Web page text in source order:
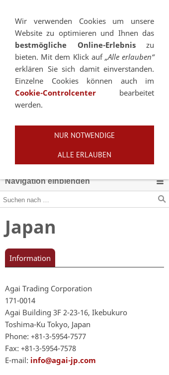
Website, die für mobile Geräte optimiert wurde.
Zur Desktop-Version
Hinweis nicht mehr anzeigen
Navigation einblenden
Japan
Information
Agai Trading Corporation
171-0014
Agai Building 3F 2-23-16, Ikebukuro
Toshima-Ku Tokyo, Japan
Phone: +81-3-5954-7577
Fax: +81-3-5954-7578
E-mail: info@agai-jp.com
Wir verwenden Cookies um unsere
Website zu optimieren und Ihnen das
bestmögliche Online-Erlebniszu
bieten. Mit dem Klick auf „Alle erlauben“
erklären Sie sich damit einverstanden.
Einzelne Cookies können auch im
Cookie-Controlcenter bearbeitet
werden.
NUR NOTWENDIGE
ALLE ERLAUBEN